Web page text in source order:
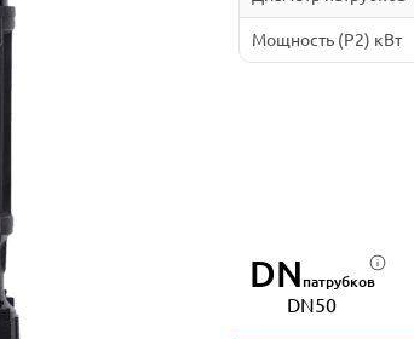
Мощность (P2) кВт
DN патрубков
DN50